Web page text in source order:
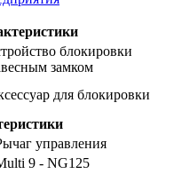
блокировки
замком
для блокировки
управления
9 - NG125